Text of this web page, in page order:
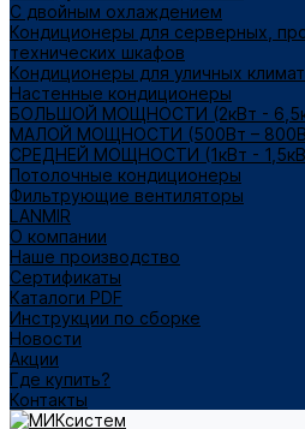
С двойным охлаждением
Кондиционеры для серверных,
технических шкафов
Кондиционеры для уличных
Настенные кондиционеры
БОЛЬШОЙ МОЩНОСТИ (2кВт -
МАЛОЙ МОЩНОСТИ (500Вт –
СРЕДНЕЙ МОЩНОСТИ (1кВт -
Потолочные кондиционеры
Фильтрующие вентиляторы
LANMIR
О компании
Наше производство
Сертификаты
Каталоги PDF
Инструкции по сборке
Новости
Акции
Где купить?
Контакты